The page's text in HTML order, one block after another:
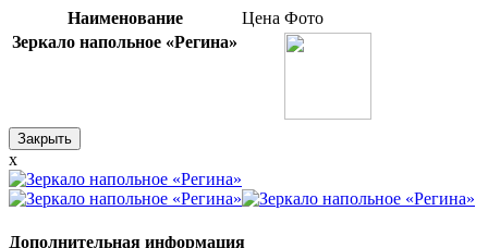
Наименование Цена Фото
Зеркало напольное «Регина»
Закрыть
x
Дополнительная информация